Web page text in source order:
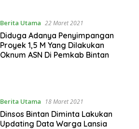
Berita Utama 22 Maret 2021
Diduga Adanya Penyimpangan
Proyek 1,5 M Yang Dilakukan
Oknum ASN Di Pemkab Bintan
Berita Utama 18 Maret 2021
Dinsos Bintan Diminta Lakukan
Updating Data Warga Lansia